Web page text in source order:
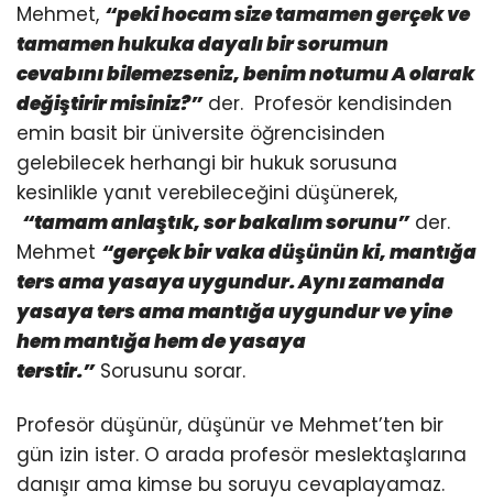
Mehmet, “peki hocam size tamamen gerçek ve
tamamen hukuka dayalı bir sorumun
cevabını bilemezseniz, benim notumu A olarak
değiştirir misiniz?”der. Profesör kendisinden
emin basit bir üniversite öğrencisinden
gelebilecek herhangi bir hukuk sorusuna
kesinlikle yanıt verebileceğini düşünerek,
“tamam anlaştık, sor bakalım sorunu”der.
Mehmet “gerçek bir vaka düşünün ki,mantığa
ters ama yasaya uygundur. Aynı zamanda
yasaya ters ama mantığa uygundurve yine
hem mantığa hem de yasaya
terstir.”Sorusunu sorar.
Profesör düşünür, düşünür ve Mehmet’ten bir
gün izin ister. O arada profesör meslektaşlarına
danışır ama kimse bu soruyu cevaplayamaz.